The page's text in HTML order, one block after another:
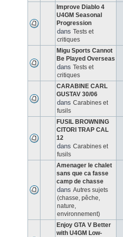
Improve Diablo 4
U4GM Seasonal
Progression
dans Tests et
critiques
Migu Sports Cannot
Be Played Overseas
dans Tests et
critiques
CARABINE CARL
GUSTAV 30/06
dans Carabines et
fusils
FUSIL BROWNING
CITORI TRAP CAL
12
dans Carabines et
fusils
Amenager le chalet
sans que ca fasse
camp de chasse
dans Autres sujets
(chasse, pêche,
nature,
environnement)
Enjoy GTA V Better
with U4GM Low-